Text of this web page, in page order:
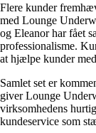
Flere kunder
med Lounge
og Eleanor har fået
professionalisme.
at hjælpe kunder
Samlet set er
giver Lounge
virksomhedens
kundeservice som